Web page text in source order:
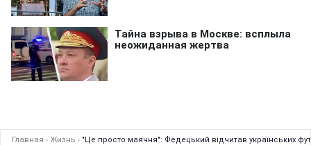
Главная › Жизнь › "Це просто маячня": Федецький відчитав українських